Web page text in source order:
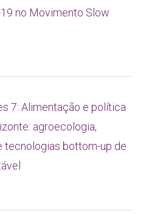
no Movimento Slow
7: Alimentação e política
agroecologia,
tecnologias bottom-up de